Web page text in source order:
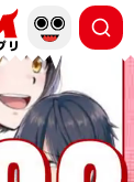
もっと読む